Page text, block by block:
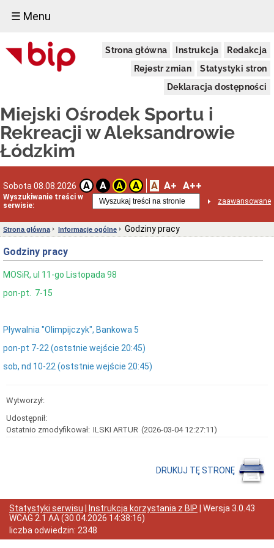
☰ Menu
Strona główna Instrukcja
Redakcja
Rejestr zmian
Statystyki stron
Deklaracja dostępności
Miejski Ośrodek Sportu i
Rekreacji w Aleksandrowie
Łódzkim
Sobota 08.08.2026 A A A A A A+ A++
Wyszukiwanie treści w
serwisie:
zaawansowane
Informacje
ogólne
KONKURS
Aktualności
Sanepid
Dane
teleadresowe
Godziny
Statut
Regulaminy
i
funkcje
RODO
małoletnich
BILANSE
Przetargi
Przetarg
12.04.24
Park
25.02.20
Przetarg
24.01.20
Prywatności
Dostęp
do
Informacji
Strona główna Informacje ogólne Godziny pracy
Godziny pracy
MOSiR, ul 11-go Listopada 98
pon-pt. 7-15
Pływalnia "Olimpijczyk", Bankowa 5
pon-pt 7-22 (oststnie wejście 20:45)
sob, nd 10-22 (oststnie wejście 20:45)
Wytworzył:
Udostępnił:
Ostatnio zmodyfikował: ILSKI ARTUR (2026-03-04 12:27:11)
DRUKUJ TĘ STRONĘ
Statystyki serwisu Instrukcja korzystania z BIP | Wersja 3.0.43
WCAG 2.1 AA(30.04.2026 14:38:16)
liczba odwiedzin: 2348